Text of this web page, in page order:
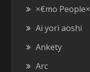
×€mo People×
Ai yori aoshi
Ankety
Arc